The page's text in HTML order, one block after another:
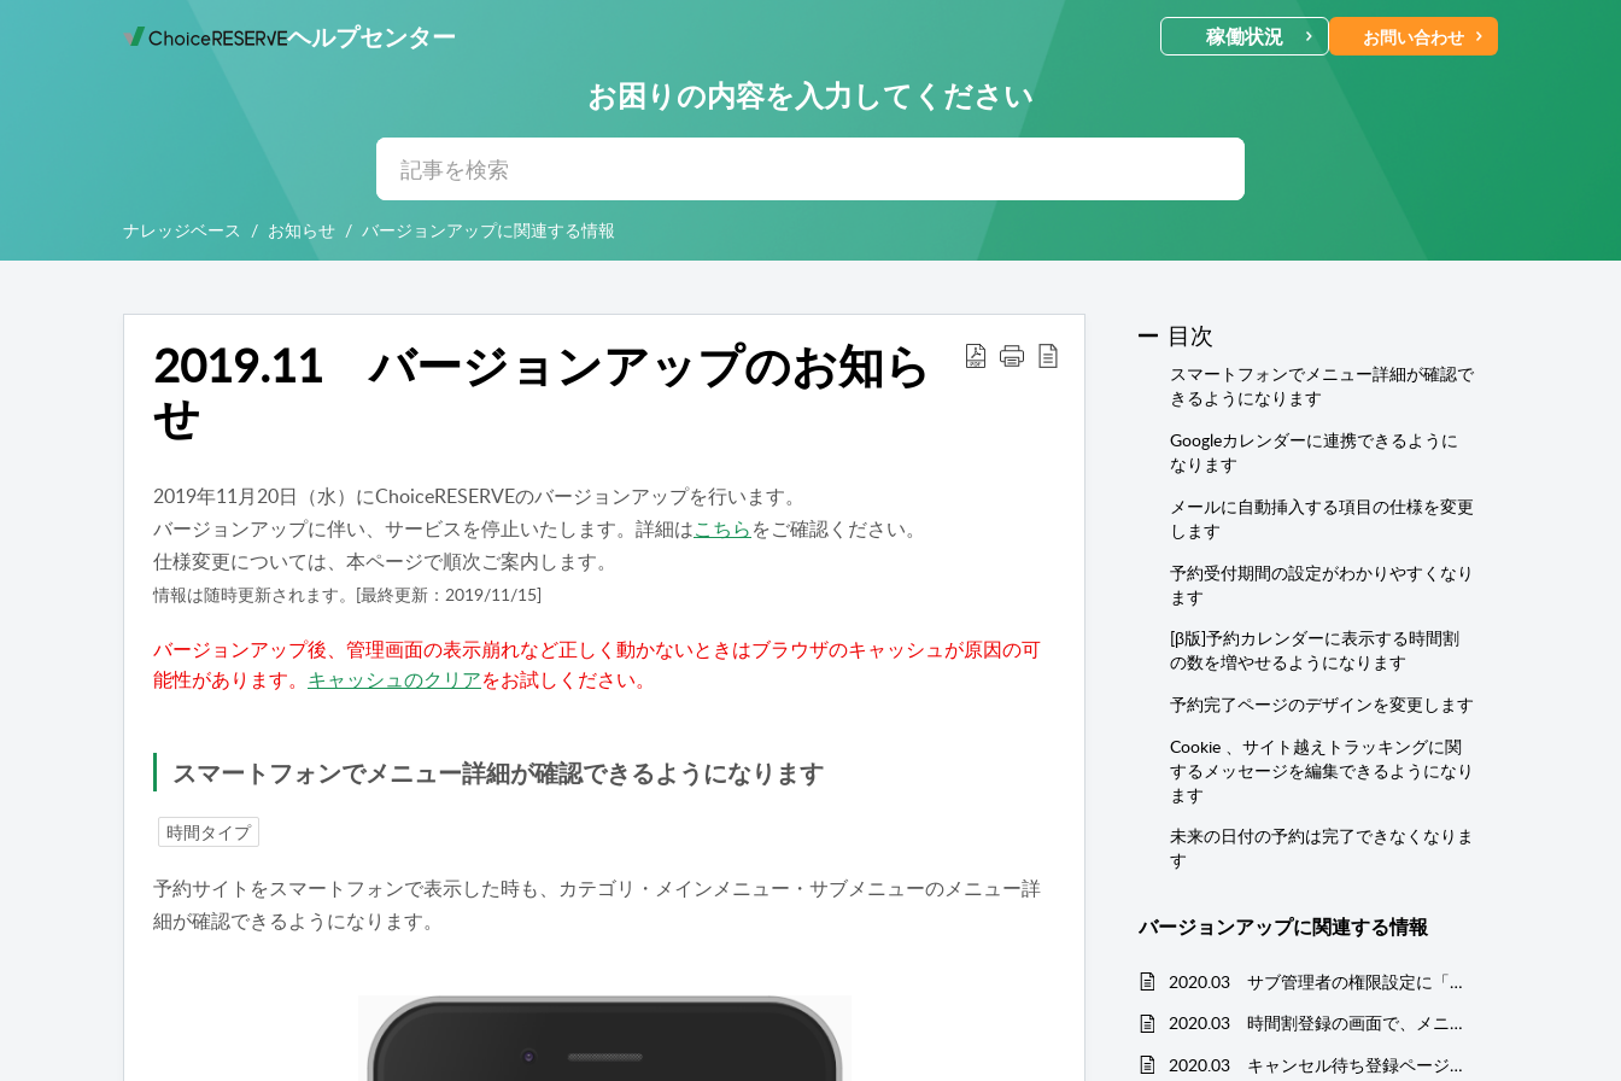
ヘルプセンター 稼働状況 お問い合わせ
メールでのお問い合わせ
問い合わせ受付後 (24時間365日)
※予約制
事前にご予約いただいた日時に、
Web会議にて対応いたします。
お困りの内容を入力してください
ナレッジベース お知らせ バージョンアップに関連する情報
2019.11 バージョンアップのお知ら
せ
2019年11月20日（水）にChoiceRESERVEのバージョンアップを行います。
バージョンアップに伴い、サービスを停止いたします。詳細はこちらをご確認ください。
仕様変更については、本ページで順次ご案内します。
情報は随時更新されます。[最終更新：2019/11/15]
バージョンアップ後、管理画面の表示崩れなど正しく動かないときはブラウザのキャッシュが原因の可
能性があります。 キャッシュのクリアをお試しください。
スマートフォンでメニュー詳細が確認できるようになります
時間タイプ
予約サイトをスマートフォンで表示した時も、カテゴリ・メインメニュー・サブメニューのメニュー詳
細が確認できるようになります。
目次
スマートフォンでメニュー詳細が確認で
きるようになります
Googleカレンダーに連携できるように
なります
メールに自動挿入する項目の仕様を変更
します
予約受付期間の設定がわかりやすくなり
ます
[β版]予約カレンダーに表示する時間割
の数を増やせるようになります
予約完了ページのデザインを変更します
Cookie 、サイト越えトラッキングに関
するメッセージを編集できるようになり
ます
未来の日付の予約は完了できなくなりま
す
バージョンアップに関連する情報
2020.03 サブ管理者の権限設定に「請求管理」を追加します
2020.03 時間割登録の画面で、メニュー名のワード検索ができます
2020.03 キャンセル待ち登録ページの説明文を変更できるようになります